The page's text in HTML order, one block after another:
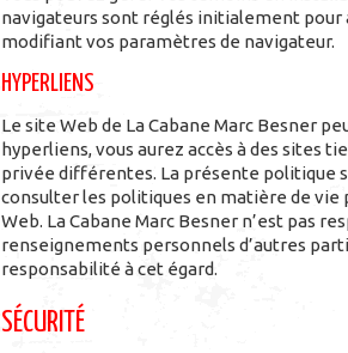
navigateurs sont réglés initialement
modifiant vos paramètres de navigateur.
HYPERLIENS
Le site Web de La Cabane Marc Besner
hyperliens, vous aurez accès à des sites
privée différentes. La présente politique
consulter les politiques en matière de vie
Web. La Cabane Marc Besner n’est pas
renseignements personnels d’autres
responsabilité à cet égard.
SÉCURITÉ